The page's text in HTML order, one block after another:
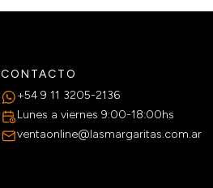
CONTACTO
+54 9 11 3205-2136
Lunes a viernes 9:00-18:00hs
ventaonline@lasmargaritas.com.ar